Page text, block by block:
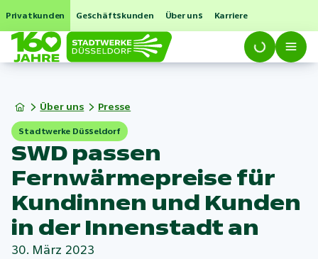
Privatkunden Geschäftskunden Über uns Karriere
Über uns Presse
Stadtwerke Düsseldorf
SWD passen
Fernwärmepreise für
Kundinnen und Kunden
in der Innenstadt an
30. März 2023